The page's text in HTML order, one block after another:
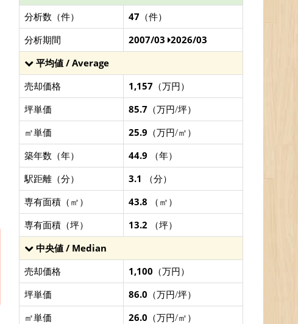
分析数（件）
47 （件）
分析期間
2007/03 2026/03
平均値 / Average
売却価格
1,157 （万円）
坪単価
85.7 （万円/坪）
㎡単価
25.9 （万円/㎡）
築年数（年）
44.9 （年）
駅距離（分）
3.1 （分）
専有面積（㎡）
43.8 （㎡）
専有面積（坪）
13.2 （坪）
中央値 / Median
売却価格
1,100 （万円）
坪単価
86.0 （万円/坪）
㎡単価
26.0 （万円/㎡）